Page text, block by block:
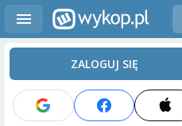
ZALOGUJ SIĘ